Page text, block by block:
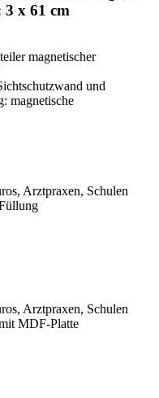
x 61 cm
und
magnetische
MDF-Platte